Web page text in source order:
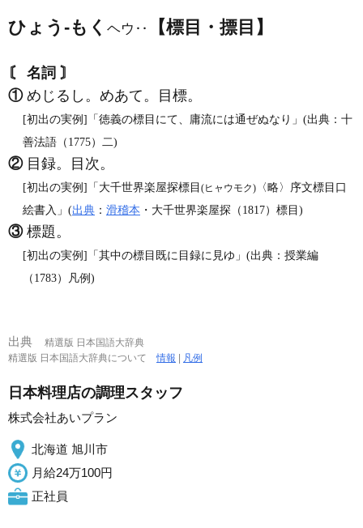
ひょう‐もく ヘウ‥ 【標目・摽目】
〘 名詞 〙
①めじるし。めあて。目標。
[初出の実例]「徳義の標目にて、庸流には通ぜぬなり」(出典：十
善法語（1775）二)
②目録。目次。
[初出の実例]「大千世界楽屋探標目(ヒャウモク)
〈略〉序文標目口
絵書入」(出典 ： 滑稽本 ・大千世界楽屋探（1817）標目)
③標題。
[初出の実例]「其中の標目既に目録に見ゆ」(出典：授業編
（1783）凡例)
出典
精選版 日本国語大辞典
精選版 日本国語大辞典について情報 | 凡例
日本料理店の調理スタッフ
株式会社あいプラン
北海道 旭川市
月給24万100円
正社員